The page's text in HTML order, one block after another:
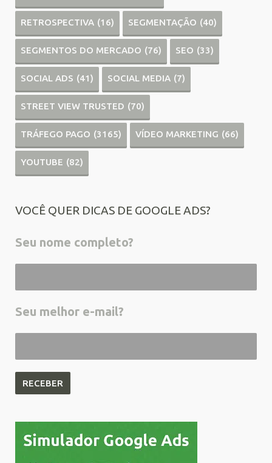
RETROSPECTIVA (16) SEGMENTAÇÃO (40)
SEGMENTOS DO MERCADO (76) SEO (33)
SOCIAL ADS (41) SOCIAL MEDIA (7)
STREET VIEW TRUSTED (70)
TRÁFEGO PAGO (3165) VÍDEO MARKETING (66)
YOUTUBE (82)
VOCÊ QUER DICAS DE GOOGLE ADS?
Seu nome completo?
Seu melhor e-mail?